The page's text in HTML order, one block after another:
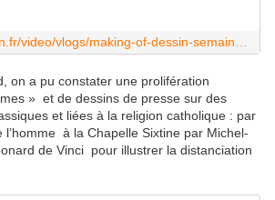
on a pu constater une prolifération
» et de dessins de presse sur des
et liées à la religion catholique : par
à la Chapelle Sixtine par Michel-
de Vinci pour illustrer la distanciation